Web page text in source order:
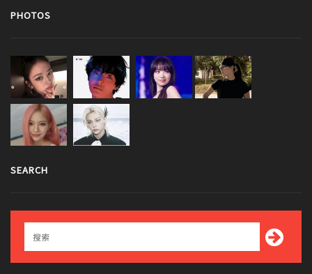
PHOTOS
SEARCH